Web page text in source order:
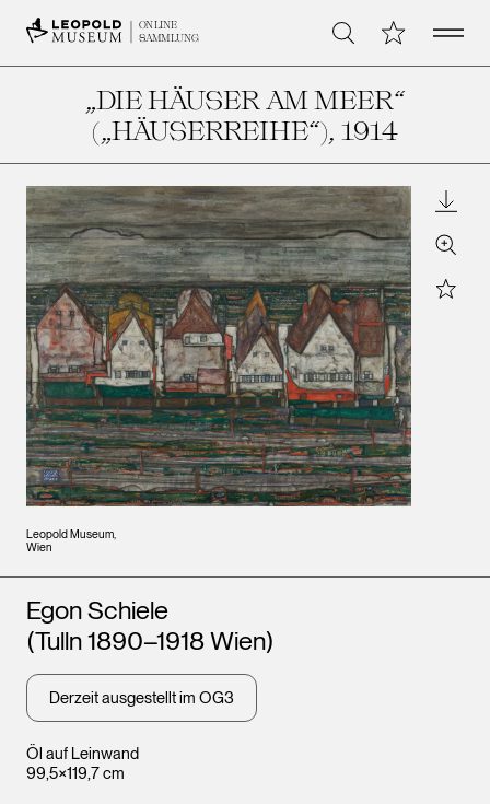
ONLINE
SAMMLUNG
Suche Meine Open
„DIE HÄUSER AM MEER“
(„HÄUSERREIHE“), 1914
Leopold Museum,
Wien
Zoom
Star
Öl auf Leinwand
99,5×119,7 cm
Künstler*innen
Egon Schiele
(Tulln 1890–1918 Wien)
Derzeit ausgestellt im OG3